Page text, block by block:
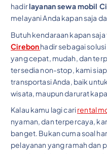
hadirlayanan sewa mobil
melayani Anda kapan saja
Butuh kendaraan kapan
Cirebonhadir sebagai
yang cepat, mudah, dan
tersedia non-stop, kami
transportasi Anda, baik
wisata, maupun darurat
Kalau kamu lagi carirental
nyaman, dan terpercaya,
banget. Bukan cuma soal
pelayanan yang ramah dan